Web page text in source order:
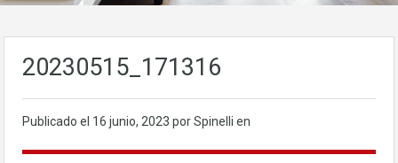
20230515_171316
Publicado el 16 junio, 2023 por Spinelli en